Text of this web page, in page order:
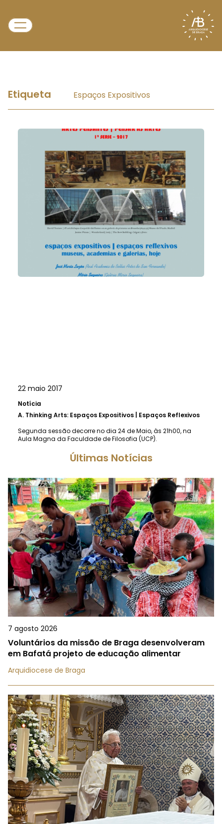
Etiqueta Espaços Expositivos
22 maio 2017
Notícia
A. Thinking Arts: Espaços Expositivos | Espaços Reflexivos
Segunda sessão decorre no dia 24 de Maio, às 21h00, na
Aula Magna da Faculdade de Filosofia (UCP).
Últimas Notícias
7 agosto 2026
Voluntários da missão de Braga desenvolveram
em Bafatá projeto de educação alimentar
Arquidiocese de Braga